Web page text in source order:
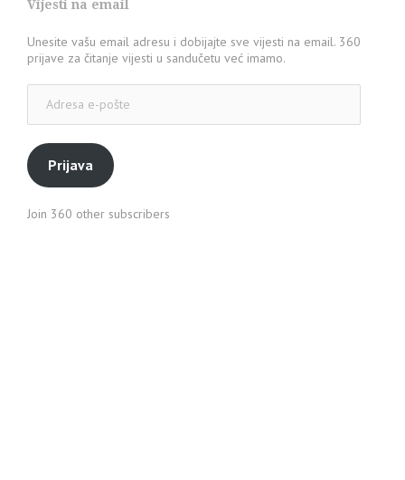
Vijesti na email
Unesite vašu email adresu i dobijajte sve vijesti na email. 360
prijave za čitanje vijesti u sandučetu već imamo.
pošte
Prijava
Join 360 other subscribers